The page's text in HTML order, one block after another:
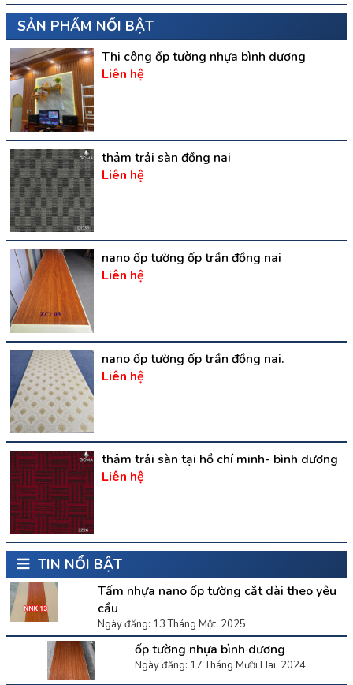
SẢN PHẨM NỔI BẬT
Thi công ốp tường nhựa bình dương
Liên hệ
thảm trải sàn đồng nai
Liên hệ
nano ốp tường ốp trần đồng nai
Liên hệ
nano ốp tường ốp trần đồng nai.
Liên hệ
thảm trải sàn tại hồ chí minh- bình dương
Liên hệ
TIN NỔI BẬT
Tấm nhựa nano ốp tường cắt dài theo yêu
cầu
Ngày đăng: 13 Tháng Một, 2025
ốp tường nhựa bình dương
Ngày đăng: 17 Tháng Mười Hai, 2024